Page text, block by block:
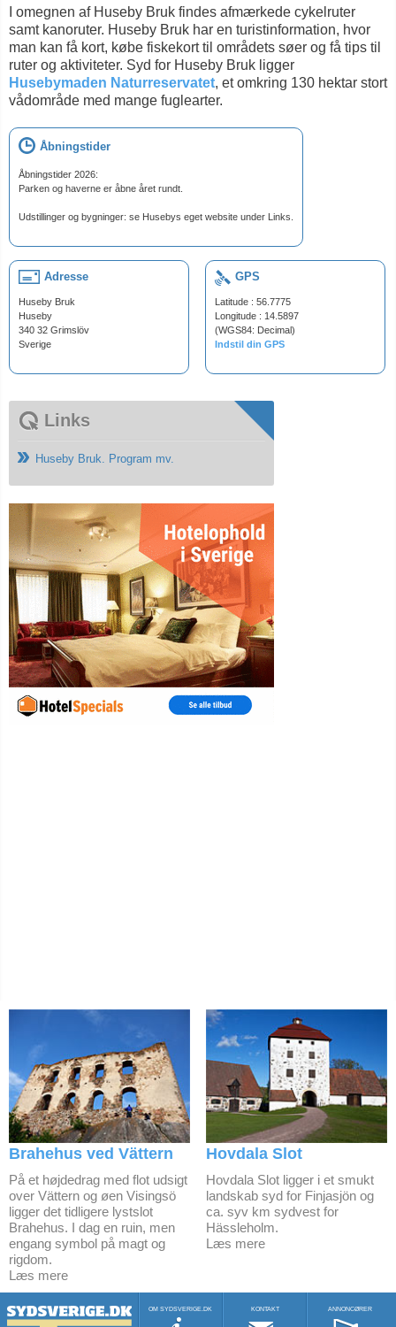
I omegnen af Huseby Bruk findes afmærkede cykelruter
samt kanoruter. Huseby Bruk har en turistinformation, hvor
man kan få kort, købe fiskekort til områdets søer og få tips til
ruter og aktiviteter. Syd for Huseby Bruk ligger
Husebymaden Naturreservatet, et omkring 130 hektar stort
vådområde med mange fuglearter.
Åbningstider
Åbningstider 2026:
Parken og haverne er åbne året rundt.
Udstillinger og bygninger: se Husebys eget website under Links.
Adresse
Huseby Bruk
Huseby
340 32 Grimslöv
Sverige
GPS
Latitude : 56.7775
Longitude : 14.5897
(WGS84: Decimal)
Indstil din GPS
Links
Huseby Bruk. Program mv.
Brahehus ved Vättern
På et højdedrag med flot udsigt
over Vättern og øen Visingsö
ligger det tidligere lystslot
Brahehus. I dag en ruin, men
engang symbol på magt og
rigdom.
Læs mere
Hovdala Slot
Hovdala Slot ligger i et smukt
landskab syd for Finjasjön og
ca. syv km sydvest for
Hässleholm.
Læs mere
OM SYDSVERIGE.DK KONTAKT ANNONCØRER